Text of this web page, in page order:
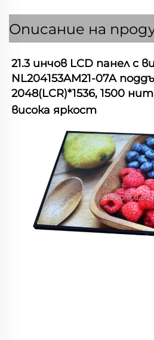
Описание на
21.3 инчов LCD панел с
NL204153AM21-07A
2048(LCR)*1536, 1500
висока яркост